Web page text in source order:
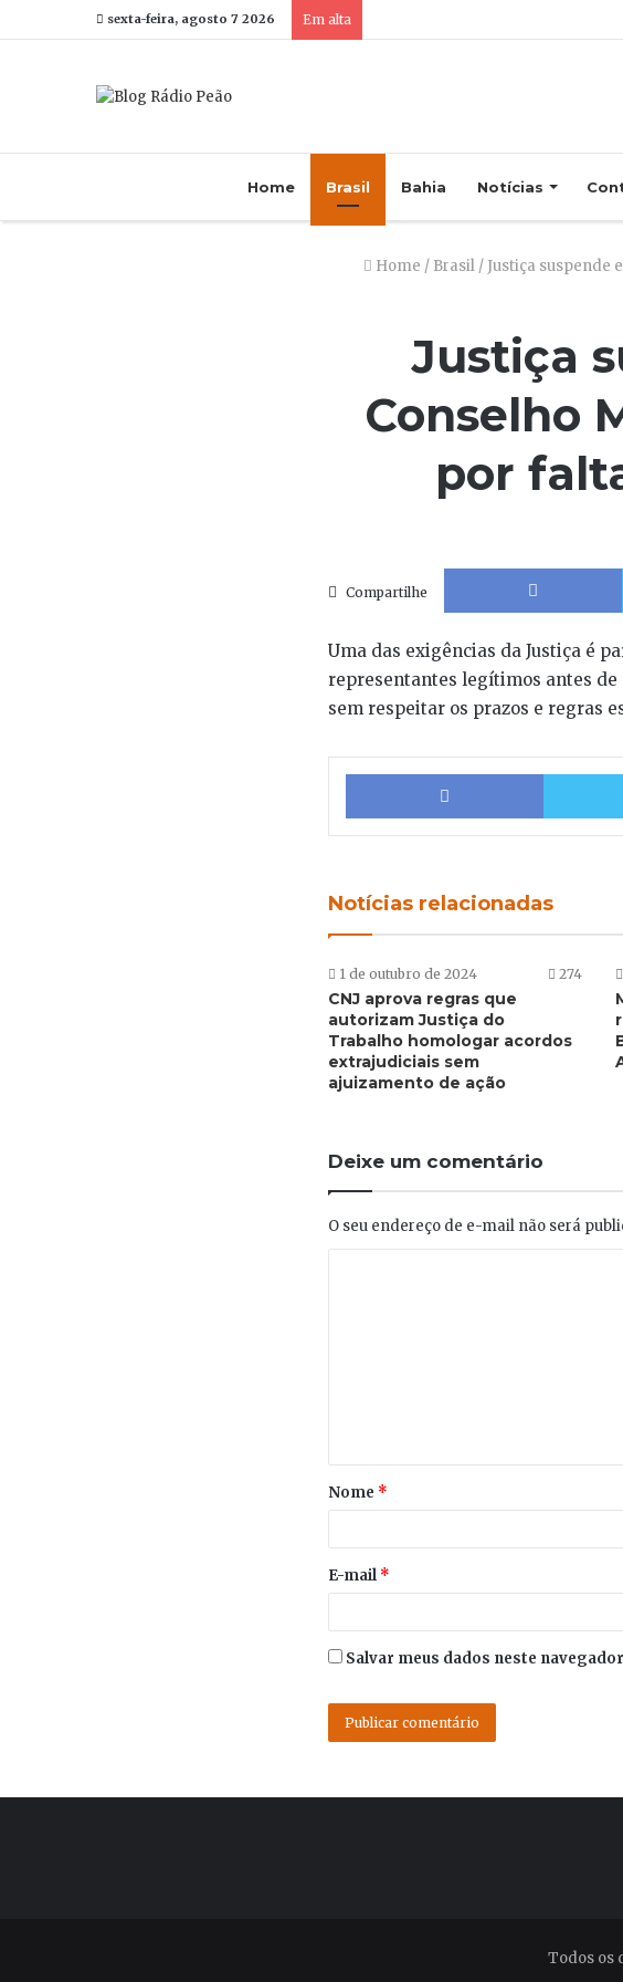
sexta-feira, agosto 7 2026 Em alta
Home Brasil Bahia Notícias
Home / Brasil / Justiça suspende
Justiça
Conselho
por
Compartilhe
Uma das exigências da Justiça é
representantes legítimos antes de
sem respeitar os prazos e regras
Facebook
Notícias relacionadas
1 de outubro de 2024 274
CNJ aprova regras que
autorizam Justiça do
Trabalho homologar acordos
extrajudiciais sem
ajuizamento de ação
Deixe um comentário
O seu endereço de e-mail não será
Nome *
E-mail *
Salvar meus dados neste
Todos os